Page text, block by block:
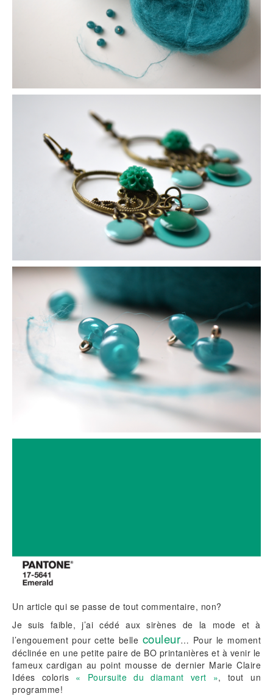
Un article qui se passe de tout commentaire, non?
Je suis faible, j’ai cédé aux sirènes de la mode et à
l’engouement pour cette belle couleur… Pour le moment
déclinée en une petite paire de BO printanières et à venir le
fameux cardigan au point mousse de dernier Marie Claire
Idées coloris « Poursuite du diamant vert », tout un
programme!